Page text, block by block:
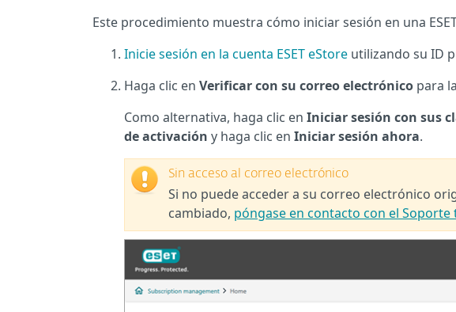
Este procedimiento muestra cómo iniciar sesión en una
Inicie sesión en la cuenta ESET eStore utilizando su ID
Haga clic en Verificar con su correo electrónico para
Como alternativa, haga clic en Iniciar sesión con sus
de activación y haga clic en Iniciar sesión ahora.
Sin acceso al correo electrónico
Si no puede acceder a su correo electrónico
cambiado, póngase en contacto con el Soporte